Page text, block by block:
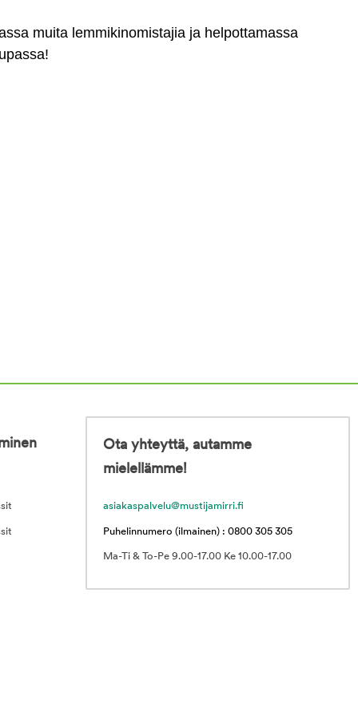
muita lemmikinomistajia ja helpottamassa
Ota yhteyttä, autamme
mielellämme!
asiakaspalvelu@mustijamirri.fi
Puhelinnumero (ilmainen) : 0800 305 305
Ma-Ti & To-Pe 9.00-17.00 Ke 10.00-17.00